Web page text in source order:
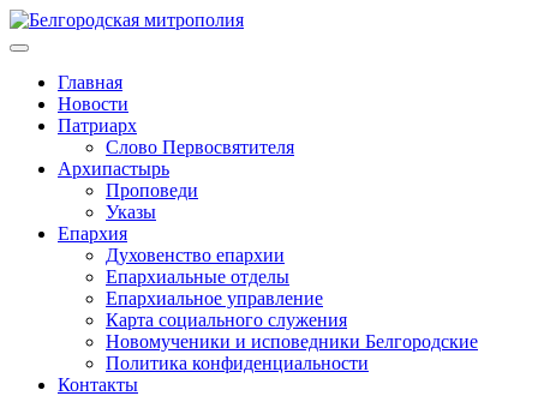
Главная
Новости
Патриарх
Слово Первосвятителя
Архипастырь
Проповеди
Указы
Епархия
Духовенство епархии
Епархиальные отделы
Епархиальное управление
Карта социального служения
Новомученики и исповедники Белгородские
Политика конфиденциальности
Контакты